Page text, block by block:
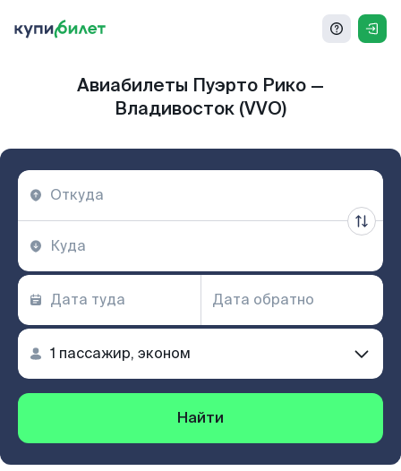
Авиабилеты Пуэрто Рико —
Владивосток (VVO)
Найти